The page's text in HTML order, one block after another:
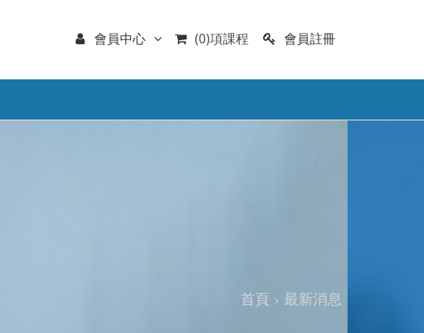
會員註冊
(0)項課程
會員中心
首頁 最新消息